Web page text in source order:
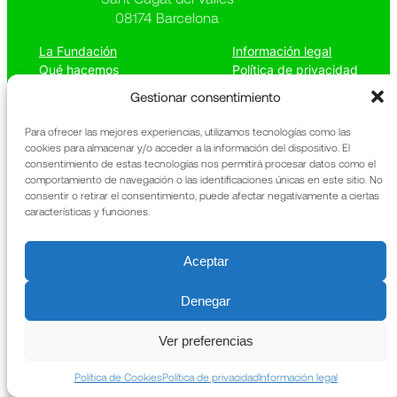
Gestionar consentimiento
Para ofrecer las mejores experiencias, utilizamos tecnologías como las
cookies para almacenar y/o acceder a la información del dispositivo. El
consentimiento de estas tecnologías nos permitirá procesar datos como el
comportamiento de navegación o las identificaciones únicas en este sitio. No
consentir o retirar el consentimiento, puede afectar negativamente a ciertas
características y funciones.
Aceptar
Denegar
Ver preferencias
Política de CookiesPolítica de privacidadInformación legal
08174 Barcelona
La Fundación
Qué hacemos
Contacto
Información legal
Política de privacidad
Memoria anual
URIACH